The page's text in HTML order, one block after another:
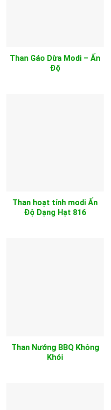
Than Gáo Dừa Modi – Ấn
Độ
Than hoạt tính modi Ấn
Độ Dạng Hạt 816
Than Nướng BBQ Không
Khói